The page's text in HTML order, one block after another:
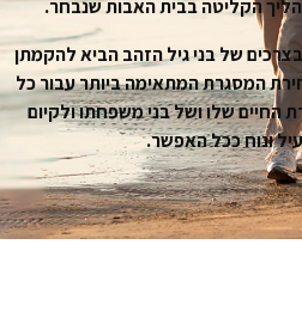
הקליטה בבית האבות שנבחר.
של בני גיל הזהב הביא להקמתן
המסגרת המתאימה ביותר עבור כל
שלו ושל בני משפחתו ולקיום
ונוח ככל האפשר.